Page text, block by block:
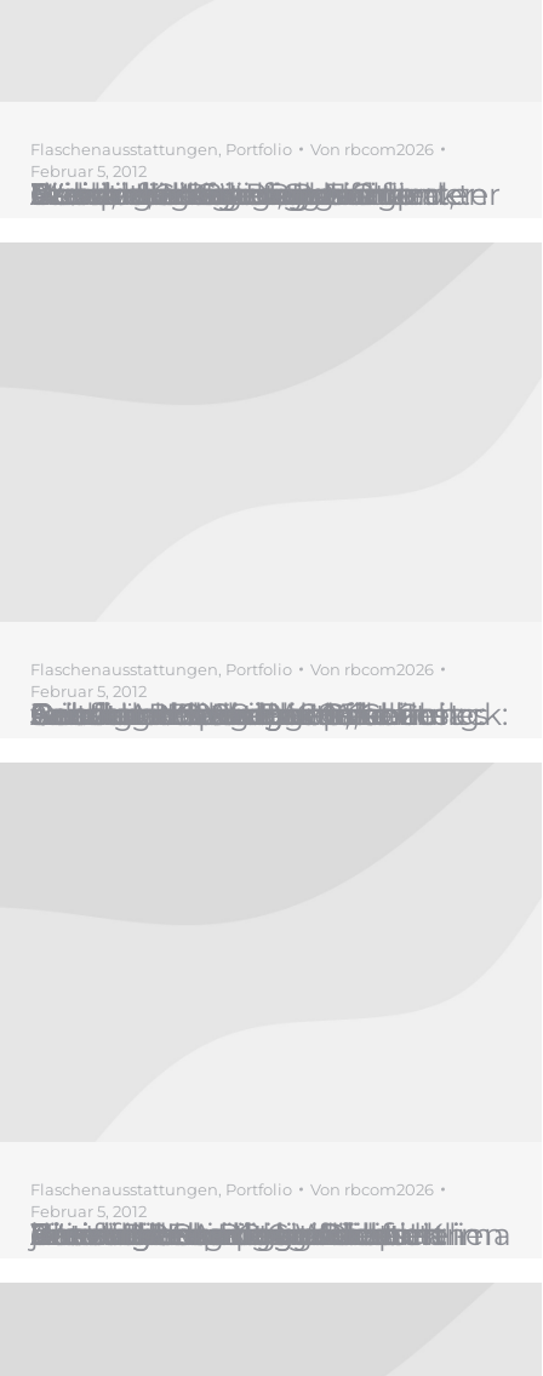
Flaschenausstattungen Portfolio Von rbcom2026
Februar 5, 2012
Briefing: Weinetikett gehobene Preisklasse für den Europ. Markt. Hoher Wiedererkennungswert. Anbaugebiet: Piemont in der Provinz Cuneo. Rebsorten: Nebbiolo in den Subvarianten Lampia, Mechet, Rosé Weinverarbeitung: Nobler Wein, elegant und raffiniert, Barolo La Rovere erlangt seinen einzigartigen Charakter durch die Lagerung in Eichenfässern. Geschmackseigenschaften: -Aussehen: Granatrot…
Flaschenausstattungen Portfolio Von rbcom2026
Februar 5, 2012
1998 El Cotillo Cabernet Sauvignon, Chile Briefing: Etikett, klassisches Outfit Anbaugebiet: Valle Central Rebsorten: Cabernet Sauvignon Weinverarbeitung: Cabernet Sauvignon ist Chiles anerkanntester Wein, Rebstöcke aus Bordeaux wurden Mitte des 19 Jahrhunderts angepflanzt. Geschmacksmerkmale: -Aussehen: rubinrot. -Geruch: Frucht und Eiche. -Geschmack: reich und voll. Serviertemperatur: 16 –…
Flaschenausstattungen Portfolio Von rbcom2026
Februar 5, 2012
Briefing: Endverbraucher Weinetikett mit modernen Akzenten. Anbaugebiet: Veneto Rebsorten: Pinot Bianco. Ursprüglich aus Frankreichs Burgund spielt Pinot Bianco in Nordost-Italien jetzt eine wichtige Rolle. Weinverarbeitung: Die Weinfelder sind auf einem heterogenen Grund reich an Kies und Sund. Gewachsen in einem besonders milden Klima das sich sehr positiv auf die Entwicklung des Weines auswirkt. Geschmackseigenschaften: -Aussehen:…